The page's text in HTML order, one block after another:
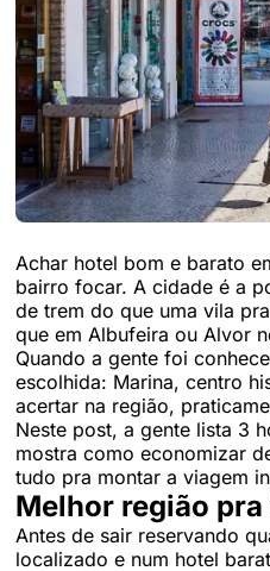
Achar hotel bom e barato
bairro focar. A cidade é a
de trem do que uma vila
que em Albufeira ou Alvor
Quando a gente foi
escolhida: Marina, centro
acertar na região,
Neste post, a gente lista 3
mostra como economizar
tudo pra montar a viagem
Melhor região
Antes de sair reservando
localizado e num hotel